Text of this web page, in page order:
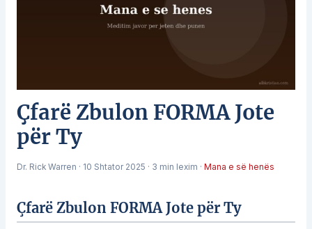
Çfarë Zbulon FORMA Jote
për Ty
Dr. Rick Warren · 10 Shtator 2025 · 3 min lexim · Mana e së henës
Çfarë Zbulon FORMA Jote për Ty